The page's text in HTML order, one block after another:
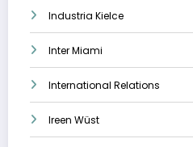
Industria Kielce
Inter Miami
International Relations
Ireen Wüst